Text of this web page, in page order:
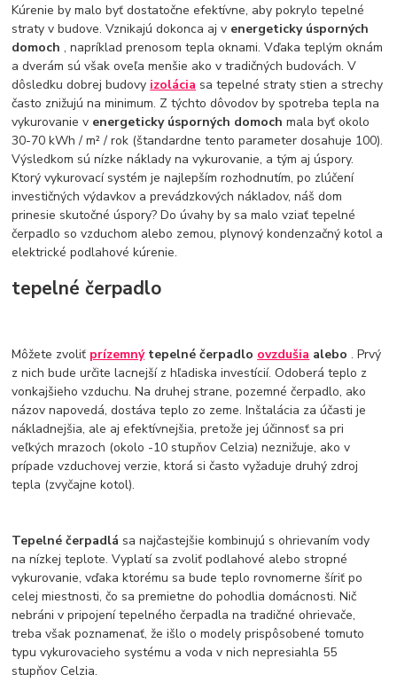
Kúrenie by malo byť dostatočne efektívne, aby pokrylo tepelné
straty v budove. Vznikajú dokonca aj v energeticky úsporných
domoch, napríklad prenosom tepla oknami. Vďaka teplým oknám
a dverám sú však oveľa menšie ako v tradičných budovách. V
dôsledku dobrej budovy izolácia sa tepelné straty stien a strechy
často znižujú na minimum. Z týchto dôvodov by spotreba tepla na
vykurovanie v energeticky úsporných domochmala byť okolo
30-70 kWh / m² / rok (štandardne tento parameter dosahuje 100).
Výsledkom sú nízke náklady na vykurovanie, a tým aj úspory.
Ktorý vykurovací systém je najlepším rozhodnutím, po zlúčení
investičných výdavkov a prevádzkových nákladov, náš dom
prinesie skutočné úspory? Do úvahy by sa malo vziať tepelné
čerpadlo so vzduchom alebo zemou, plynový kondenzačný kotol a
elektrické podlahové kúrenie.
tepelné čerpadlo
Môžete zvoliť prízemnýtepelné čerpadlo ovzdušia alebo. Prvý
z nich bude určite lacnejší z hľadiska investícií. Odoberá teplo z
vonkajšieho vzduchu. Na druhej strane, pozemné čerpadlo, ako
názov napovedá, dostáva teplo zo zeme. Inštalácia za účasti je
nákladnejšia, ale aj efektívnejšia, pretože jej účinnosť sa pri
veľkých mrazoch (okolo -10 stupňov Celzia) neznižuje, ako v
prípade vzduchovej verzie, ktorá si často vyžaduje druhý zdroj
tepla (zvyčajne kotol).
Tepelné čerpadlá sa najčastejšie kombinujú s ohrievaním vody
na nízkej teplote. Vyplatí sa zvoliť podlahové alebo stropné
vykurovanie, vďaka ktorému sa bude teplo rovnomerne šíriť po
celej miestnosti, čo sa premietne do pohodlia domácnosti. Nič
nebráni v pripojení tepelného čerpadla na tradičné ohrievače,
treba však poznamenať, že išlo o modely prispôsobené tomuto
typu vykurovacieho systému a voda v nich nepresiahla 55
stupňov Celzia.